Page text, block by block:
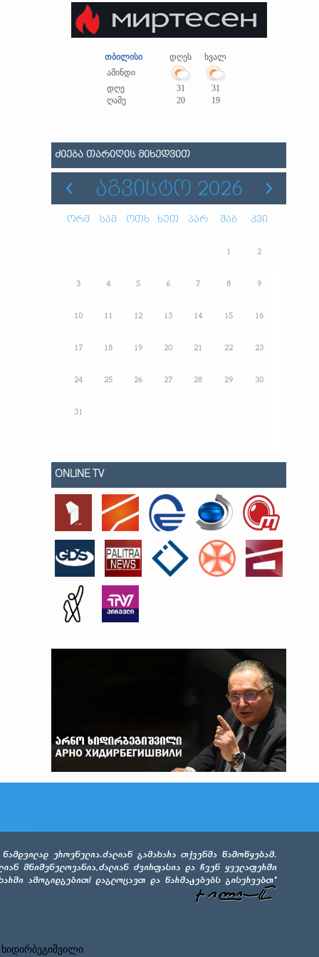
თბილისი დღეს
ხვალ
ამინდი
დღე
31
31
ღამე
20 19
ᲫᲘᲔᲑᲐ ᲗᲐᲠᲘᲦᲘᲡ ᲛᲘᲮᲔᲓᲕᲘᲗ
ᲐᲒᲕᲘᲡᲢᲝ 2026
ორშ სამ ოთხ ხუთ პარ შაბ კვი
1 2
3 4 5 6 7 8 9
10 11 12 13 14 15 16
17 18 19 20 21 22 23
24 25 26 27 28 29 30
31
ONLINE TV